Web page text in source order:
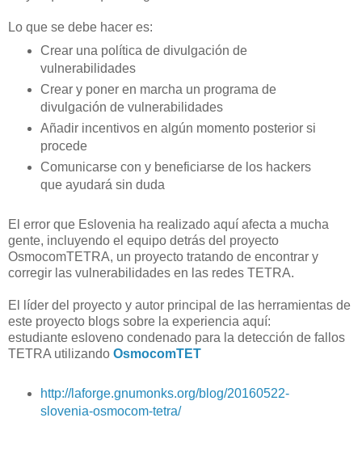
Lo que se debe hacer es:
Crear una política de divulgación de
vulnerabilidades
Crear y poner en marcha un programa de
divulgación de vulnerabilidades
Añadir incentivos en algún momento posterior si
procede
Comunicarse con y beneficiarse de los hackers
que ayudará sin duda
El error que Eslovenia ha realizado aquí afecta a mucha
gente, incluyendo el equipo detrás del proyecto
OsmocomTETRA, un proyecto tratando de encontrar y
corregir las vulnerabilidades en las redes TETRA.
El líder del proyecto y autor principal de las herramientas de
este proyecto blogs sobre la experiencia aquí:
estudiante esloveno condenado para la detección de fallos
TETRA utilizando OsmocomTET
http://laforge.gnumonks.org/blog/20160522-
slovenia-osmocom-tetra/